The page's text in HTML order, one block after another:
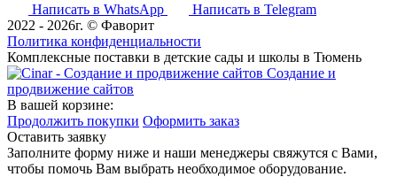
Написать в WhatsApp
Написать в Telegram
2022 - 2026г. © Фаворит
Политика конфиденциальности
Комплексные поставки в детские сады и школы в Тюмень
Создание и
продвижение сайтов
В вашей корзине:
Продолжить покупки Оформить заказ
Оставить заявку
Заполните форму ниже и наши менеджеры свяжутся с Вами,
чтобы помочь Вам выбрать необходимое оборудование.